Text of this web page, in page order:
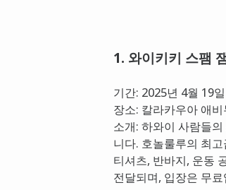
1. 와이키키 스팸
기간: 2025년 4월 19
장소: 칼라카우아 애
소개: 하와이 사람들
니다. 호놀룰루의 최
티셔츠, 반바지, 운동
전달되며, 입장은 무